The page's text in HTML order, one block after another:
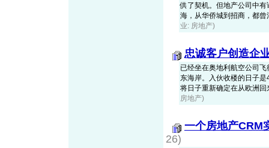
供了契机。但地产公司中
海，从华侨城到招商，都
业: 房地产)
忠诚客户创造企
已经坐在奥地利航空公司
东海岸。入伙收楼的日子
将日子重新确定在从欧洲
房地产)
一个房地产CRM
26)